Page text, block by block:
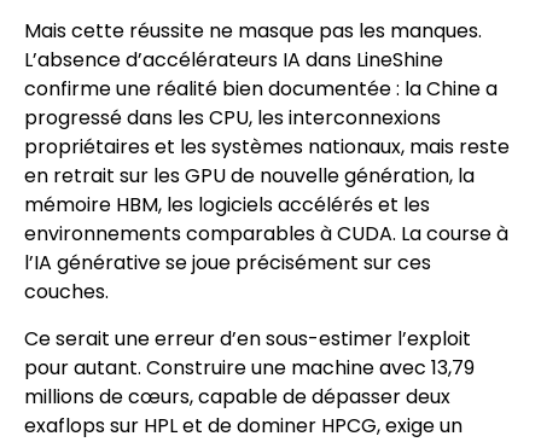
Mais cette réussite ne masque pas les manques.
L’absence d’accélérateurs IA dans LineShine
confirme une réalité bien documentée : la Chine a
progressé dans les CPU, les interconnexions
propriétaires et les systèmes nationaux, mais reste
en retrait sur les GPU de nouvelle génération, la
mémoire HBM, les logiciels accélérés et les
environnements comparables à CUDA. La course à
l’IA générative se joue précisément sur ces
couches.
Ce serait une erreur d’en sous-estimer l’exploit
pour autant. Construire une machine avec 13,79
millions de cœurs, capable de dépasser deux
exaflops sur HPL et de dominer HPCG, exige un